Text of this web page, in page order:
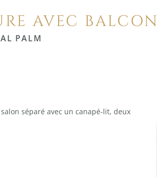
AVEC BALCON
PALM
séparé avec un canapé-lit, deux